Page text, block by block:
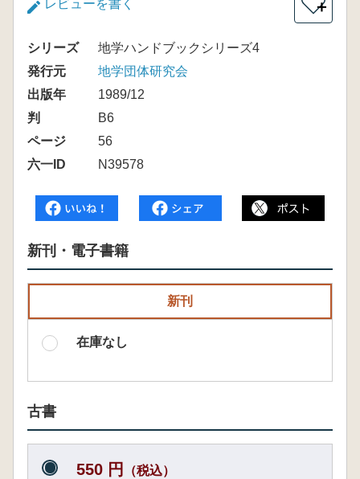
レビューを書く ＋
シリーズ
地学ハンドブックシリーズ4
発行元
地学団体研究会
出版年
1989/12
判
B6
ページ
56
六一ID
N39578
新刊・電子書籍
新刊
在庫なし
古書
550 円 （税込）